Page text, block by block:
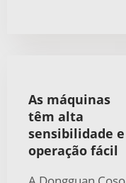
As máquinas
têm alta
sensibilidade e
operação fácil